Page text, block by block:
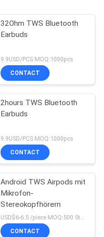
32Ohm TWS Bluetooth
Earbuds
9.9USD/PCS MOQ:1000pcs
CONTACT
2hours TWS Bluetooth
Earbuds
9.9USD/PCS MOQ:1000pcs
CONTACT
Android TWS Airpods mit
Mikrofon-
Stereokopfhörern
USD$6-6.5 /piece MOQ:500 Stücke pro Einzelteile
CONTACT